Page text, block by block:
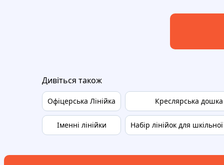
Дивіться також
Офіцерська Лінійка
Іменні лінійки
Креслярська дошка
Набір лінійок для